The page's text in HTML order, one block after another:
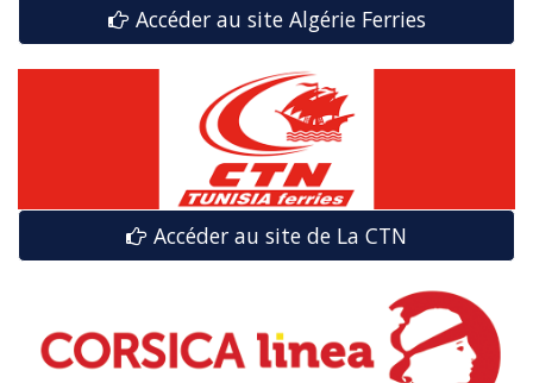
Accéder au site Algérie Ferries
Accéder au site de La CTN